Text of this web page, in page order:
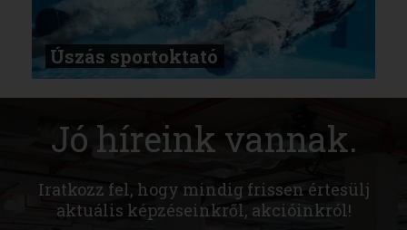
Úszás sportoktató
Jó híreink vannak.
Iratkozz fel, hogy mindig frissen értesülj
aktuális képzéseinkről, akcióinkról!